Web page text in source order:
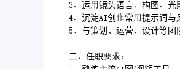
运镜头语言构图光
沉淀创常提示词与
与策划运营设计等
二任职求